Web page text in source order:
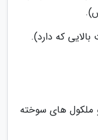
که دارد).
و ملکول های سوخته